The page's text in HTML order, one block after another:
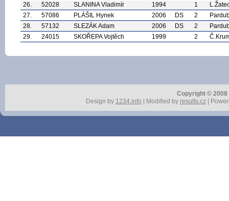
26.
52028 SLANINA Vladimír 1994 1
27.
57086 PLÁŠIL Hynek 2006 DS 2
28.
57132 SLEZÁK Adam 2006 DS 2
29.
24015 SKOŘEPA Vojtěch 1999 2
Copyright ©
Design by 1234.info | Modified by results.cz|